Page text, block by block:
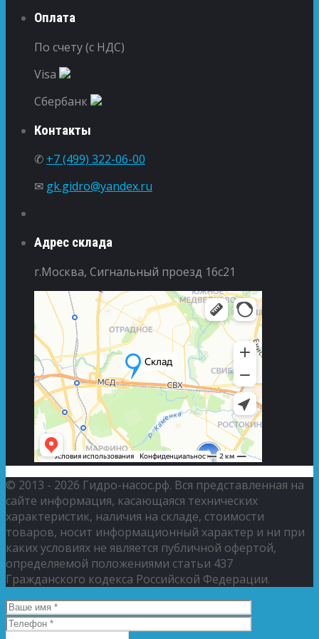
Оплата
По счету (с НДС)
Visa
Сбербанк
Контакты
✆ +7 (499) 322-06-00
✉ gk.gidro@yandex.ru
Адрес склада
г.Москва, Сигнальный проезд 16с21
© 2013 - 2026 Гидро-насос.рф. Вся представленная на
сайте информация, касающаяся технических
характеристик, наличия на складе, стоимости
товаров, носит информационный характер и ни при
каких условиях не является публичной офертой,
определяемой положениями статьи 437
Гражданского кодекса Российской Федерации.